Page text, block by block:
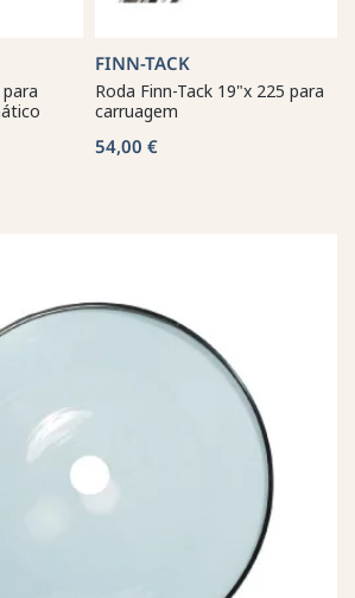
FINN-TACK
Roda Finn-Tack 19"x 225 para
carruagem
54,00 €